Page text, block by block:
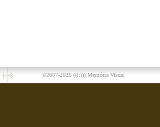
©2007-2026 (((:))) Memória Visual